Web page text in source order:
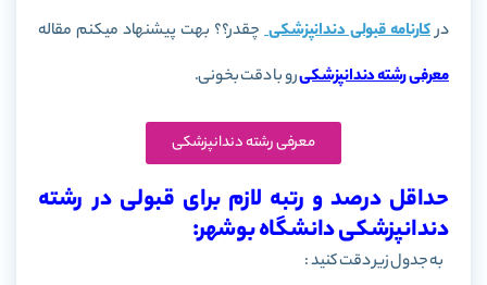
درکارنامه قبولی دندانپزشکی چقدر؟؟ بهت پیشنهاد میکنم مقاله
معرفی رشته دندانپزشکیرو با دقت بخونی.
معرفی رشته دندانپزشکی
حداقل درصد و رتبه لازم برای قبولی در رشته
دندانپزشکی دانشگاه بوشهر:
به جدول زیر دقت کنید :